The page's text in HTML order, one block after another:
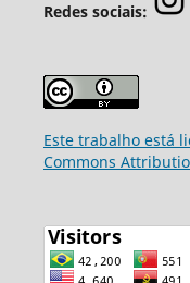
Redes sociais:
Este trabalho está
Commons